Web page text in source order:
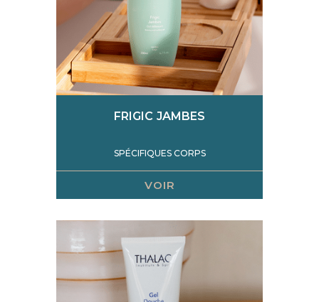
FRIGIC JAMBES
SPÉCIFIQUES CORPS
VOIR